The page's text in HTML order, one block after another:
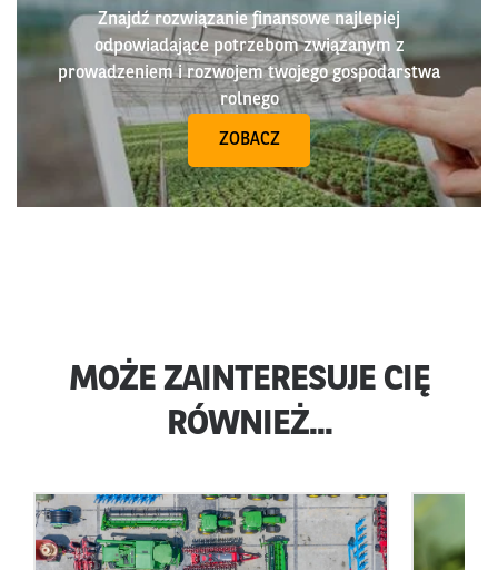
Znajdź rozwiązanie finansowe najlepiej
odpowiadające potrzebom związanym z
prowadzeniem i rozwojem twojego gospodarstwa
rolnego
ZOBACZ
MOŻE ZAINTERESUJE CIĘ
RÓWNIEŻ...